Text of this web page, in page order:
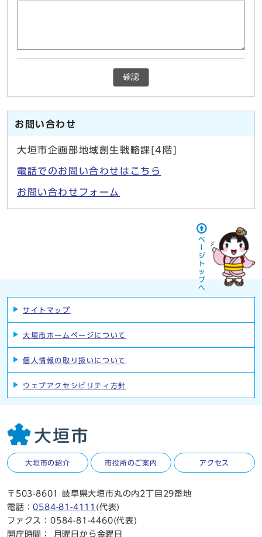
確認
お問い合わせ
大垣市企画部地域創生戦略課[4階]
電話でのお問い合わせはこちら
お問い合わせフォーム
サイトマップ
大垣市ホームページについて
個人情報の取り扱いについて
ウェブアクセシビリティ方針
大垣市の紹介 市役所のご案内 アクセス
〒503-8601 岐阜県大垣市丸の内2丁目29番地
電話：0584-81-4111 (代表)
ファクス：0584-81-4460(代表)
開庁時間：
月曜日から金曜日